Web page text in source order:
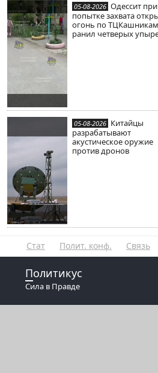
05-08-2026 Одессит при
попытке захвата
огонь по
ранил четверых
05-08-2026 Китайцы
разрабатывают
акустическое оружие
против дронов
Стат Полит. конф. Связь
Политикус
Сила в Правде